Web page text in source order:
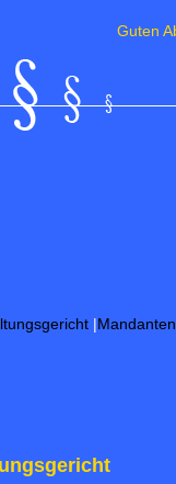
Guten Abend!|
|